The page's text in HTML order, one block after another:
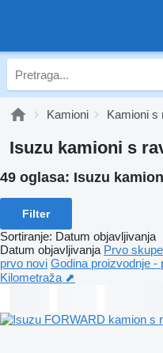
Kamioni Kamioni s
Isuzu kamioni s
49 oglasa: Isuzu
Filter
Sortiranje: Datum objavljivanja
Datum objavljivanja Prvo skupe
prvo novi Godina proizvodnje -
Kilometraža ⬈